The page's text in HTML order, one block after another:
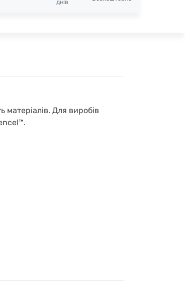
днів
матеріалів. Для виробів